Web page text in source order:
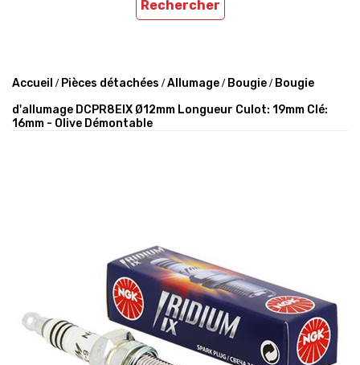
Rechercher
Accueil Pièces détachées Allumage Bougie
Bougie
d'allumage DCPR8EIX Ø12mm Longueur Culot: 19mm Clé:
16mm - Olive Démontable